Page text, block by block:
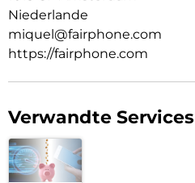
Niederlande
miquel@fairphone.com
https://fairphone.com
Verwandte Services